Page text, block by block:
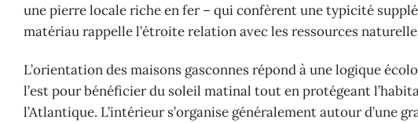
une pierre locale riche en fer – qui confèrent une typicité
matériau rappelle l’étroite relation avec les ressources
L’orientation des maisons gasconnes répond à une logique
l’est pour bénéficier du soleil matinal tout en protégeant
l’Atlantique. L’intérieur s’organise généralement autour d’une